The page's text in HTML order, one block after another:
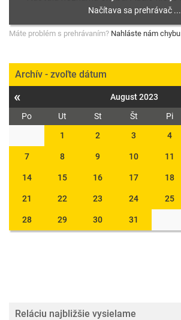
Máte problém s prehrávaním? Nahláste nám chybu
Archív - zvoľte dátum
« August 2023
Po Ut St Št Pi
1
2 3 4
7 8 9 10 11
14 15 16 17 18
21 22 23 24 25
28 29 30 31
Reláciu najbližšie vysielame